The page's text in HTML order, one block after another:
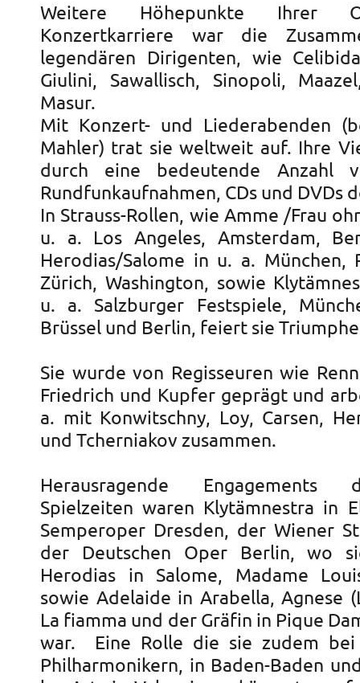
Weitere Höhepunkte Ihrer
Konzertkarriere war die
legendären Dirigenten, wie
Giulini, Sawallisch, Sinopoli,
Masur.
Mit Konzert- und Liederabenden
Mahler) trat sie weltweit auf. Ihre
durch eine bedeutende Anzahl
Rundfunkaufnahmen, CDs und
In Strauss-Rollen, wie Amme /Frau
u. a. Los Angeles, Amsterdam,
Herodias/Salome in u. a. München,
Zürich, Washington, sowie
u. a. Salzburger Festspiele,
Brüssel und Berlin, feiert sie
Sie wurde von Regisseuren wie
Friedrich und Kupfer geprägt und
a. mit Konwitschny, Loy, Carsen,
und Tcherniakov zusammen.
Herausragende
Spielzeiten waren Klytämnestra in
Semperoper Dresden, der Wiener
der Deutschen Oper Berlin, wo
Herodias in Salome, Madame
sowie Adelaide in Arabella, Agnese
La fiamma und der Gräfin in Pique
war. Eine Rolle die sie zudem
Philharmonikern, in Baden-Baden